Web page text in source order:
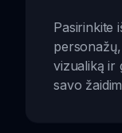
Pasirinkite
vizualiką ir
savo